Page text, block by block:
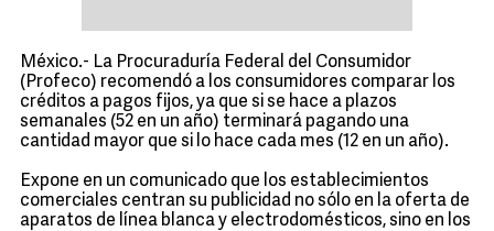
México.- La Procuraduría Federal del Consumidor
(Profeco) recomendó a los consumidores comparar los
créditos a pagos fijos, ya que si se hace a plazos
semanales (52 en un año) terminará pagando una
cantidad mayor que si lo hace cada mes (12 en un año).
Expone en un comunicado que los establecimientos
comerciales centran su publicidad no sólo en la oferta de
aparatos de línea blanca y electrodomésticos, sino en los